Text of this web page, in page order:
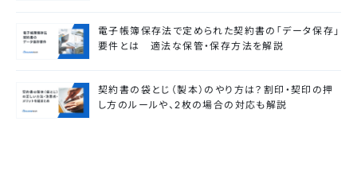
電子帳簿保存法で定められた契約書の「データ保存」
要件とは 適法な保管・保存方法を解説
契約書の袋とじ（製本）のやり方は？割印・契印の押
し方のルールや、2枚の場合の対応も解説